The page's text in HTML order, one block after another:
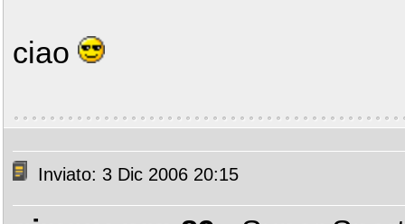
ciao
Inviato: 3 Dic 2006 20:15